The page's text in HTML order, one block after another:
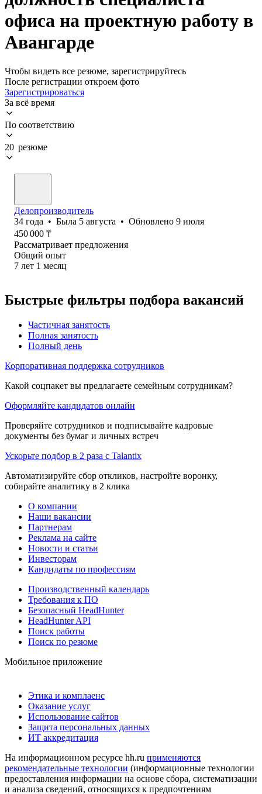
офиса на проектную работу в
Авангарде
Чтобы видеть все резюме, зарегистрируйтесь
После регистрации откроем фото
Зарегистрироваться
За всё время
По соответствию
20 резюме
Делопроизводитель
34 года • Была 5 августа • Обновлено 9 июля
450 000 ₸
Рассматривает предложения
Общий опыт
7 лет 1 месяц
Быстрые фильтры подбора вакансий
Частичная занятость
Полная занятость
Полный день
Корпоративная поддержка сотрудников
Какой соцпакет вы предлагаете семейным сотрудникам?
Оформляйте кандидатов онлайн
Проверяйте сотрудников и подписывайте кадровые
документы без бумаг и личных встреч
Ускорьте подбор в 2 раза с Talantix
Автоматизируйте сбор откликов, настройте воронку,
собирайте аналитику в 2 клика
О компании
Наши вакансии
Партнерам
Реклама на сайте
Новости и статьи
Инвесторам
Кандидаты по профессиям
Производственный календарь
Требования к ПО
Безопасный HeadHunter
HeadHunter API
Поиск работы
Поиск по резюме
Мобильное приложение
Этика и комплаенс
Оказание услуг
Использование сайтов
Защита персональных данных
ИТ аккредитация
На информационном ресурсе hh.ru применяются
рекомендательные технологии (информационные технологии
предоставления информации на основе сбора, систематизации
и анализа сведений, относящихся к предпочтениям